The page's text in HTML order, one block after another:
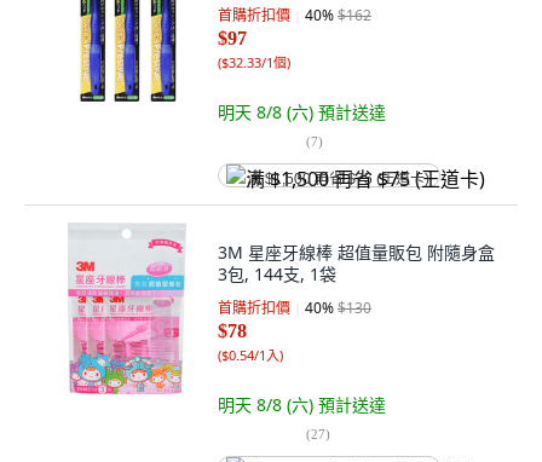
首購折扣價 40%$162
$97
($32.33/1個)
明天 8/8 (六) 預計送達
(7)
满 $1,500 再省 $75 (王道卡)
3M 星座牙線棒 超值量販包 附隨身盒
3包, 144支, 1袋
首購折扣價 40%$130
$78
($0.54/1入)
明天 8/8 (六) 預計送達
(27)